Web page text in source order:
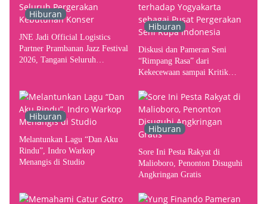
Hiburan
JNE Jadi Official Logistics
Partner Prambanan Jazz Festival
2026, Tangani Seluruh
Hiburan
Diskusi dan Pameran Seni
“Rimpang Rasa” dari
Kekecewaan sampai Kritik
Pusat Pergerakan Seni Rupa
Indonesia
Hiburan
Melantunkan Lagu “Dan Aku
Rindu”, Indro Warkop
Menangis di Studio
Hiburan
Sore Ini Pesta Rakyat di
Malioboro, Penonton Disuguhi
Angkringan Gratis